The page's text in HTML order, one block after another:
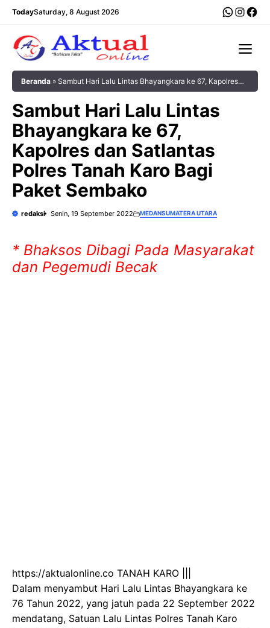
Langsung
TodaySaturday, 8 August 2026
Beranda » Sambut Hari Lalu Lintas Bhayangkara ke 67, Kapolres
Sambut Hari Lalu Lintas
Bhayangkara ke 67,
Kapolres dan Satlantas
Polres Tanah Karo Bagi
Paket Sembako
redaksi Senin, 19 September 2022 MEDANSUMATERA UTARA
* Bhaksos Dibagi Pada Masyarakat
dan Pegemudi Becak
https://aktualonline.co TANAH KARO |||
Dalam menyambut Hari Lalu Lintas Bhayangkara ke
76 Tahun 2022, yang jatuh pada 22 September 2022
mendatang, Satuan Lalu Lintas Polres Tanah Karo